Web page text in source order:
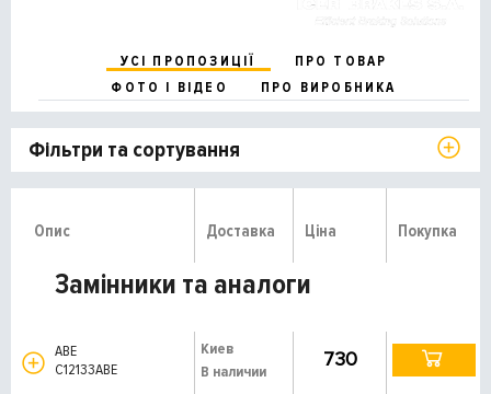
УСІ ПРОПОЗИЦІЇ
ПРО ТОВАР
ФОТО І ВІДЕО
ПРО ВИРОБНИКА
Фільтри та сортування
Опис Доставка Ціна Покупка
Замінники та аналоги
ABE
C12133ABE
Киев
В наличии
730